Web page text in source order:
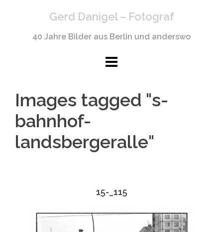
Gerd Danigel – Fotograf
40 Jahre Bilder aus Berlin und anderswo
Images tagged "s-
bahnhof-
landsbergeralle"
15-_115